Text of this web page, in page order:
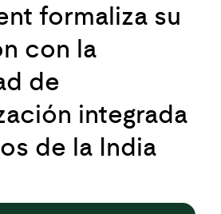
formaliza su
con la
de
integrada
de la India